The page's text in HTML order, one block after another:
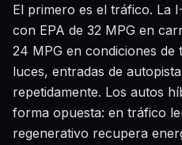
El primero es el tráfico. La
con EPA de 32 MPG en
24 MPG en condiciones
luces, entradas de
repetidamente. Los autos
forma opuesta: en tráfico
regenerativo recupera